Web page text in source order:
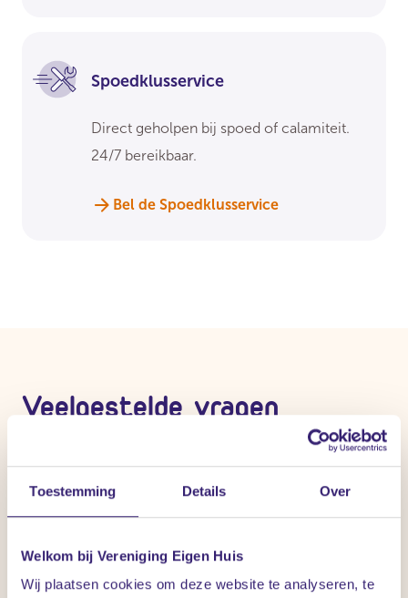
Toestemming Details Over
Welkom bij Vereniging Eigen Huis
Wij plaatsen cookies om deze website te analyseren, te
Spoedklusservice
Direct geholpen bij spoed of calamiteit.
24/7 bereikbaar.
Bel de Spoedklusservice
Veelgestelde vragen